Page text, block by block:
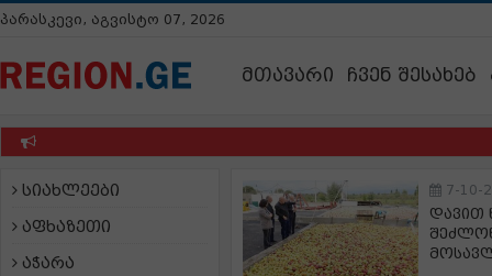
პარასკევი, აგვისტო 07, 2026
მთავარი ჩვენ შესახებ
სიახლეები
აფხაზეთი
აჭარა
7-10-
დავით